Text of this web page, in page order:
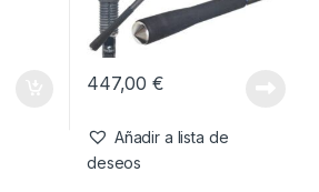
447,00€
Añadir a lista de
deseos